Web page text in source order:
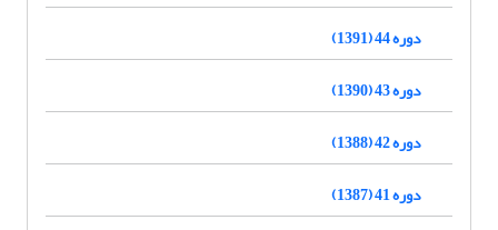
دوره 44 (1391)
دوره 43 (1390)
دوره 42 (1388)
دوره 41 (1387)